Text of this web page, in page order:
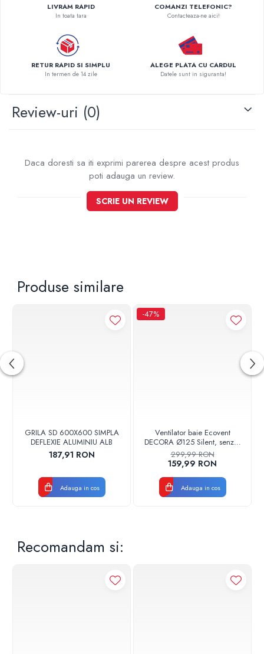
Pompe de caldura
Centrale peleti lemn
LIVRAM RAPID
In toata tara
COMANZI TELEFONIC?
Contacteaza-ne aici!
RETUR RAPID SI SIMPLU
In termen de 14 zile
ALEGE PLATA CU CARDUL
Datele sunt in siguranta!
Review-uri (0)
Daca doresti sa iti exprimi parerea despre acest produs
poti adauga un review.
SCRIE UN REVIEW
Produse similare
GRILA SD 600X600 SIMPLA
DEFLEXIE ALUMINIU ALB
187,91 RON
Adauga in cos
-47%
Ventilator baie Ecovent
DECORA Ø125 Silent, senzor
umiditate, timer, clapeta
antiretur, 140 m³/h, negru
299,99 RON
159,99 RON
Adauga in cos
Recomandam si: